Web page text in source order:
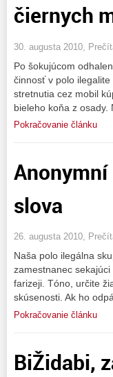
čiernych
30. augusta 2010,
Po šokujúcom
činnosť v polo
stretnutia cez mobil
bieleho koňa z
Pokračovanie článku
Anonymní
slova
26. augusta 2010,
Naša polo ilegálna
zamestnanec
farizeji. Tóno, určite
skúsenosti. Ak ho
Pokračovanie článku
BiŽidabi,